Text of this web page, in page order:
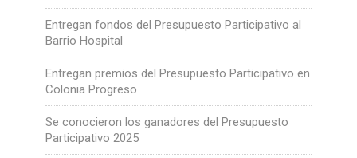
Entregan fondos del Presupuesto Participativo al
Barrio Hospital
Entregan premios del Presupuesto Participativo en
Colonia Progreso
Se conocieron los ganadores del Presupuesto
Participativo 2025